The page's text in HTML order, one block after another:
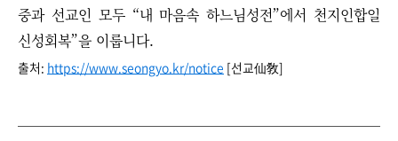
중과 선교인 모두 “내 마음속 하느님성전”에서 천지인합일
신성회복”을 이룹니다.
출처: https://www.seongyo.kr/notice [선교仙敎]